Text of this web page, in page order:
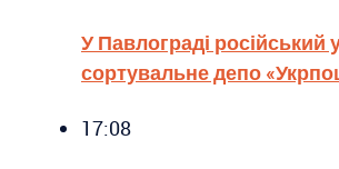
У Павлограді
сортувальне депо
17:08